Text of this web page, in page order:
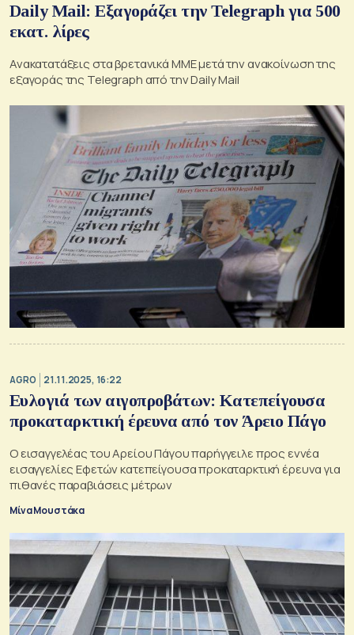
Daily Mail: Εξαγοράζει την Telegraph για 500
εκατ. λίρες
Ανακατατάξεις στα βρετανικά ΜΜΕ μετά την ανακοίνωση της
εξαγοράς της Telegraph από την Daily Mail
AGRO 21.11.2025, 16:22
Ευλογιά των αιγοπροβάτων: Κατεπείγουσα
προκαταρκτική έρευνα από τον Άρειο Πάγο
Ο εισαγγελέας του Αρείου Πάγου παρήγγειλε προς εννέα
εισαγγελίες Εφετών κατεπείγουσα προκαταρκτική έρευνα για
πιθανές παραβιάσεις μέτρων
Μίνα Μουστάκα